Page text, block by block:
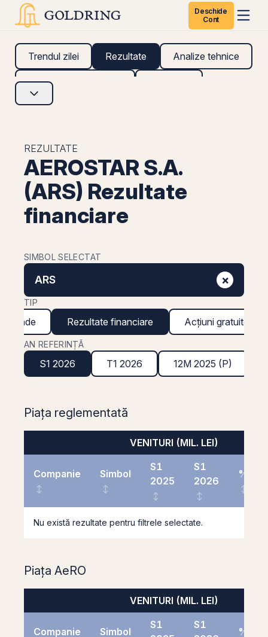
Deschide
Cont
Trendul zilei Rezultate Analize tehnice
Analize fundamentale
REZULTATE
AEROSTAR S.A.
(ARS) Rezultate
financiare
SIMBOL SELECTAT
ARS ×
TIP
Rezultate financiare Acțiuni gratuite
AN REFERINȚĂ
S1 2026 T1 2026 12M 2025 (P)
Piața reglementată
VENITURI (MIL. LEI)
Companie Simbol
S1
2025
S1
2026
%
Nu există rezultate pentru filtrele selectate.
Piața AeRO
VENITURI (MIL. LEI)
Companie Simbol
S1
S1
%